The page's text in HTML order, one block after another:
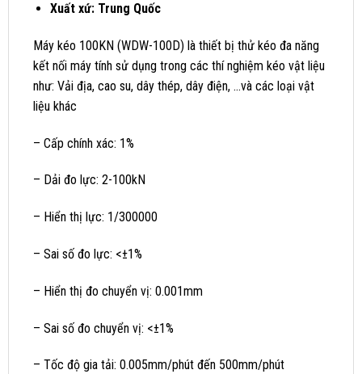
Xuất xứ: Trung Quốc
Máy kéo 100KN (WDW-100D) là thiết bị thử kéo đa năng
kết nối máy tính sử dụng trong các thí nghiệm kéo vật liệu
như: Vải địa, cao su, dây thép, dây điện, …và các loại vật
liệu khác
– Cấp chính xác: 1%
– Dải đo lực: 2-100kN
– Hiển thị lực: 1/300000
– Sai số đo lực: <±1%
– Hiển thị đo chuyển vị: 0.001mm
– Sai số đo chuyển vị: <±1%
– Tốc độ gia tải: 0.005mm/phút đến 500mm/phút